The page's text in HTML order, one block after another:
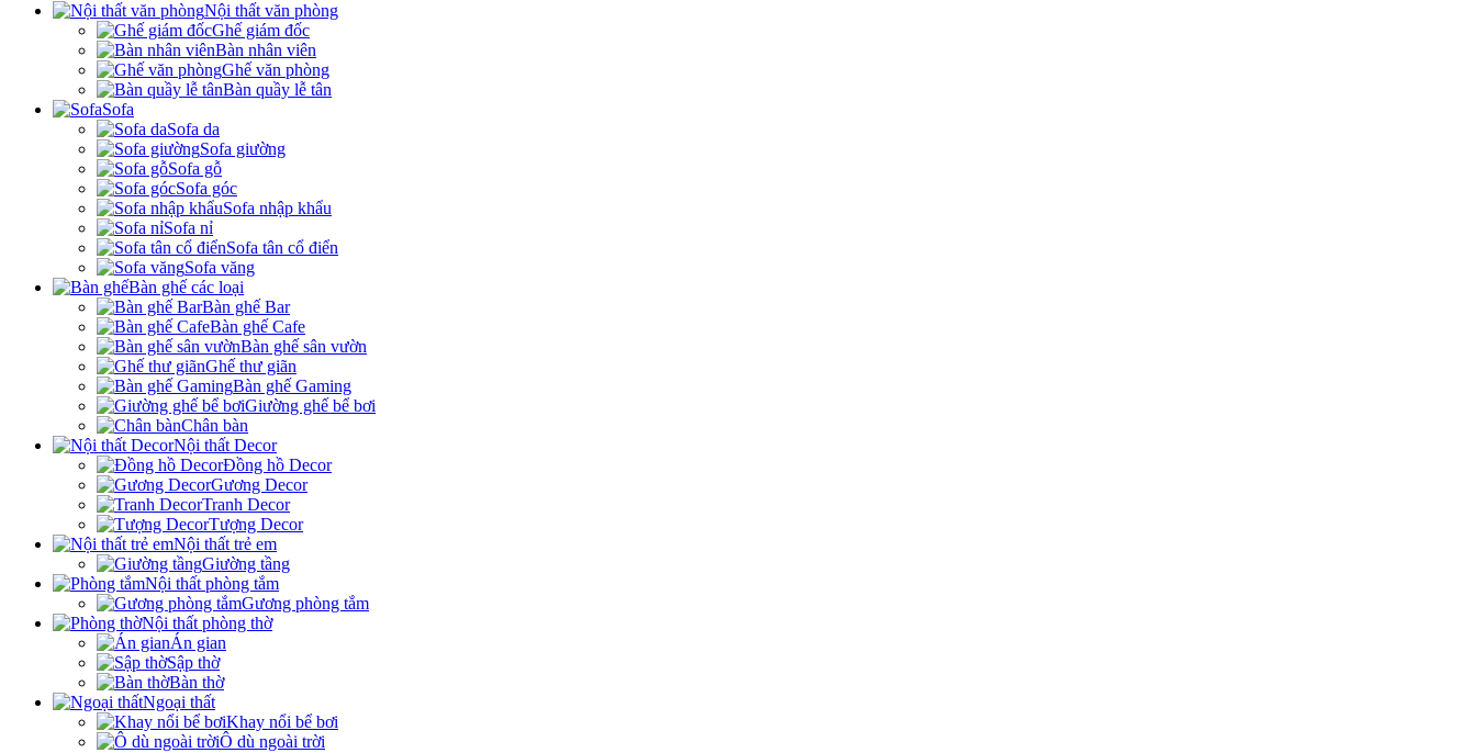
Nội thất văn phòng
Ghế giám đốc
Bàn nhân viên
Ghế văn phòng
Bàn quầy lễ tân
Sofa
Sofa da
Sofa giường
Sofa gỗ
Sofa góc
Sofa nhập khẩu
Sofa nỉ
Sofa tân cổ điển
Sofa văng
Bàn ghế các loại
Bàn ghế Bar
Bàn ghế Cafe
Bàn ghế sân vườn
Ghế thư giãn
Bàn ghế Gaming
Giường ghế bể bơi
Chân bàn
Nội thất Decor
Đồng hồ Decor
Gương Decor
Tranh Decor
Tượng Decor
Nội thất trẻ em
Giường tầng
Nội thất phòng tắm
Gương phòng tắm
Nội thất phòng thờ
Án gian
Sập thờ
Bàn thờ
Ngoại thất
Khay nổi bể bơi
Ô dù ngoài trời